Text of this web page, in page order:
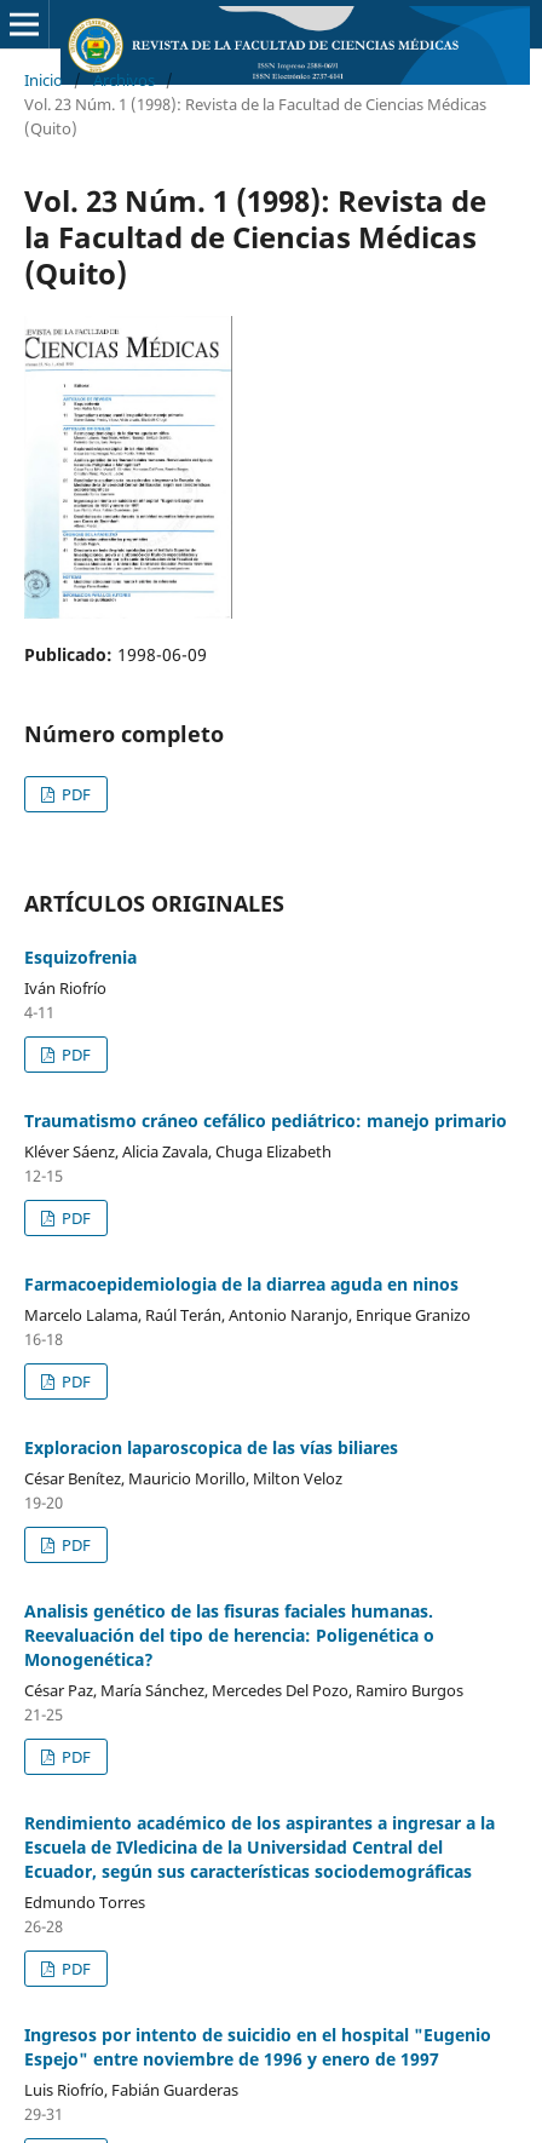
Inicio / Archivos /
Vol. 23 Núm. 1 (1998): Revista de la Facultad de Ciencias Médicas
(Quito)
Vol. 23 Núm. 1 (1998): Revista de
la Facultad de Ciencias Médicas
(Quito)
Publicado: 1998-06-09
Número completo
PDF
ARTÍCULOS ORIGINALES
Esquizofrenia
Iván Riofrío
4-11
PDF
Traumatismo cráneo cefálico pediátrico: manejo primario
Kléver Sáenz, Alicia Zavala, Chuga Elizabeth
12-15
PDF
Farmacoepidemiologia de la diarrea aguda en ninos
Marcelo Lalama, Raúl Terán, Antonio Naranjo, Enrique Granizo
16-18
PDF
Exploracion laparoscopica de las vías biliares
César Benítez, Mauricio Morillo, Milton Veloz
19-20
PDF
Analisis genético de las fisuras faciales humanas.
Reevaluación del tipo de herencia: Poligenética o
Monogenética?
César Paz, María Sánchez, Mercedes Del Pozo, Ramiro Burgos
21-25
PDF
Rendimiento académico de los aspirantes a ingresar a la
Escuela de IVledicina de la Universidad Central del
Ecuador, según sus características sociodemográficas
Edmundo Torres
26-28
PDF
Ingresos por intento de suicidio en el hospital "Eugenio
Espejo" entre noviembre de 1996 y enero de 1997
Luis Riofrío, Fabián Guarderas
29-31